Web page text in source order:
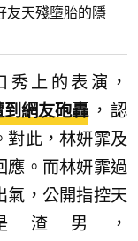
友天殘墮胎的隱
上的表演，
網友砲轟，認
對此，林妍霏及
應。而林妍霏過
氣，公開指控天
渣男，